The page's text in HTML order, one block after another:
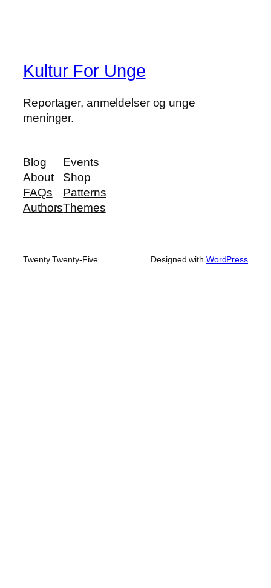
Kultur For Unge
Reportager, anmeldelser og unge
meninger.
Blog
About
FAQs
Authors
Events
Shop
Patterns
Themes
Twenty Twenty-Five Designed with WordPress